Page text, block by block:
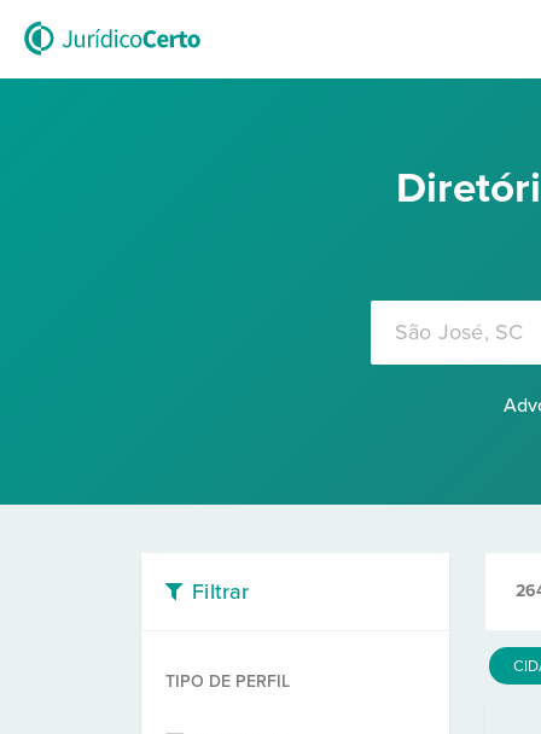
Filtrar
TIPO DE PERFIL